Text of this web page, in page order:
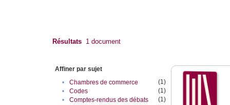
Résultats 1 document
Affiner par sujet
•
Chambres de commerce
(1)
•
Codes
(1)
•
Comptes-rendus des débats
(1)